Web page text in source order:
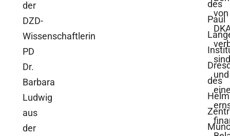
der
DZD-
Wissenschaftlerin
PD
Dr.
Barbara
Ludwig
aus
der
des
Paul
des
von
sind
und